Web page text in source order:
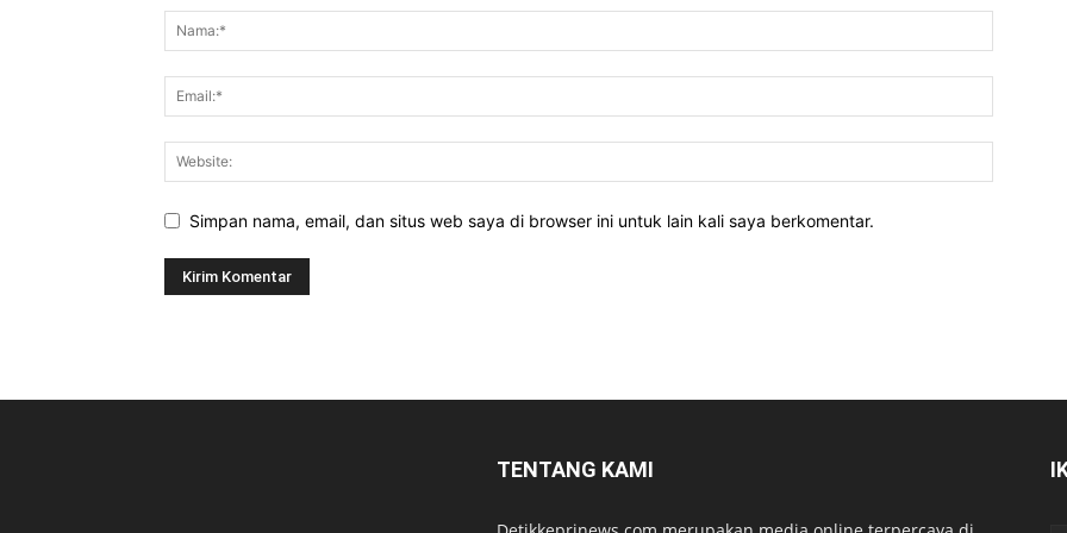
Simpan nama, email, dan situs web saya di browser ini untuk lain kali saya berkomentar.
TENTANG KAMI